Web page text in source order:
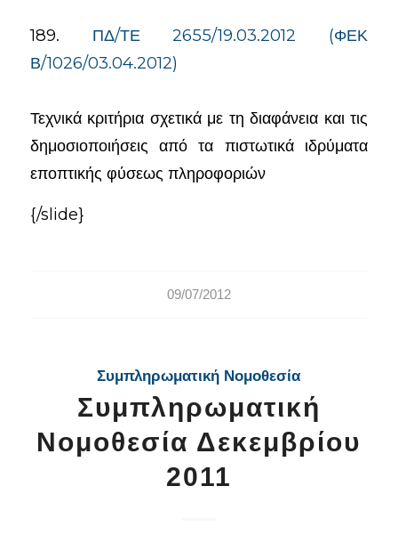
189. ΠΔ/ΤΕ 2655/19.03.2012 (ΦΕΚ
Β/1026/03.04.2012)
Τεχνικά κριτήρια σχετικά με τη διαφάνεια και τις
δημοσιοποιήσεις από τα πιστωτικά ιδρύματα
εποπτικής φύσεως πληροφοριών
{/slide}
09/07/2012
Συμπληρωματική Νομοθεσία
Συμπληρωματική
Νομοθεσία Δεκεμβρίου
2011